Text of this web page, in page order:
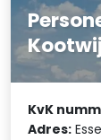
KvK
Adres: